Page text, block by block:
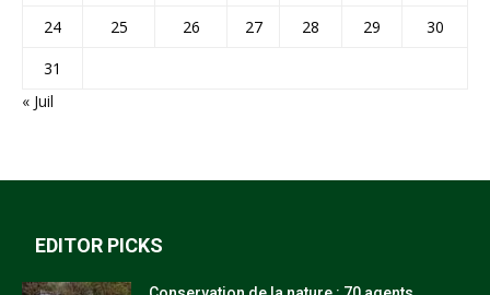
24
25 26 27 28 29
30
31
« Juil
EDITOR PICKS